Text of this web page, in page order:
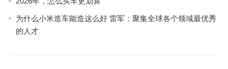
为什么小米造车能造这么好 雷军：聚集全球各个领域最优秀
的人才